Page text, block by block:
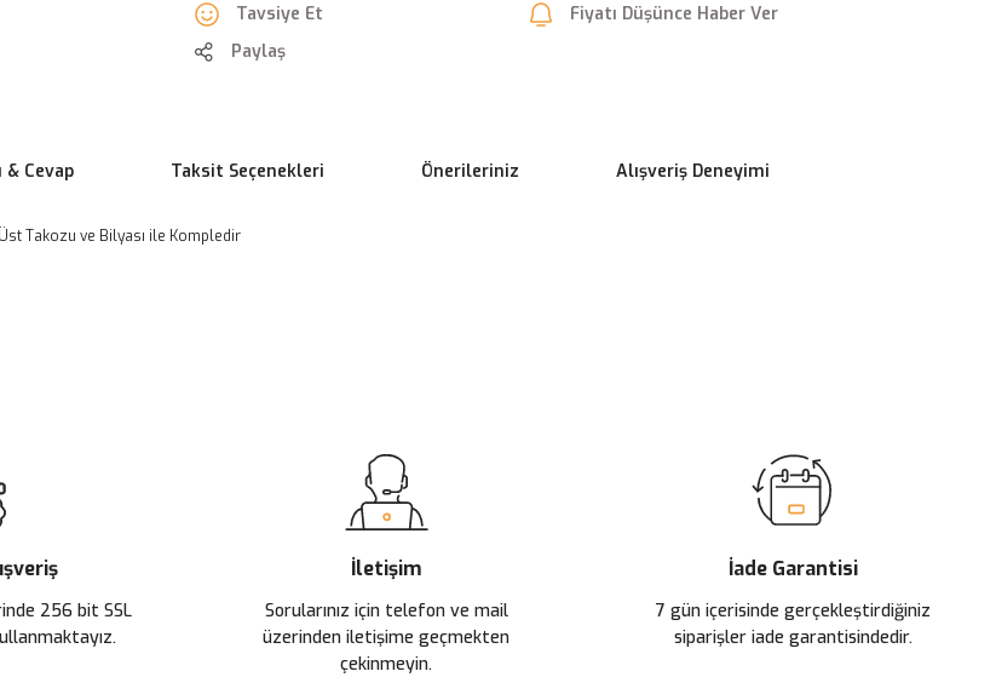
Tavsiye Et
Fiyatı Düşünce Haber Ver
Paylaş
& Cevap Taksit Seçenekleri Önerileriniz Alışveriş Deneyimi
Takozu ve Bilyası ile Kompledir
256 bit SSL
İletişim
Sorularınız için telefon ve mail
üzerinden iletişime geçmekten
çekinmeyin.
İade Garantisi
7 gün içerisinde gerçekleştirdiğiniz
siparişler iade garantisindedir.